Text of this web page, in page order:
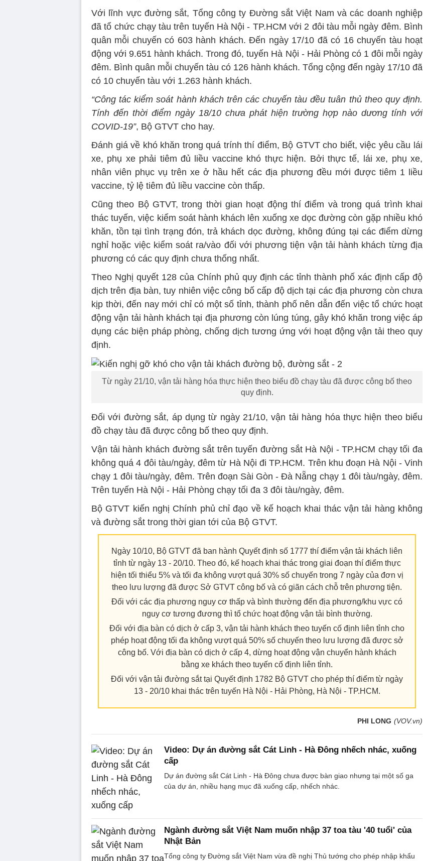
Với lĩnh vực đường sắt, Tổng công ty Đường sắt Việt Nam và các doanh nghiệp
đã tổ chức chạy tàu trên tuyến Hà Nội - TP.HCM với 2 đôi tàu mỗi ngày đêm. Bình
quân mỗi chuyến có 603 hành khách. Đến ngày 17/10 đã có 16 chuyến tàu hoạt
động với 9.651 hành khách. Trong đó, tuyến Hà Nội - Hải Phòng có 1 đôi mỗi ngày
đêm. Bình quân mỗi chuyến tàu có 126 hành khách. Tổng cộng đến ngày 17/10 đã
có 10 chuyến tàu với 1.263 hành khách.
“Công tác kiểm soát hành khách trên các chuyến tàu đều tuân thủ theo quy định.
Tính đến thời điểm ngày 18/10 chưa phát hiện trường hợp nào dương tính với
COVID-19”, Bộ GTVT cho hay.
Đánh giá về khó khăn trong quá trính thí điểm, Bộ GTVT cho biết, việc yêu cầu lái
xe, phụ xe phải tiêm đủ liều vaccine khó thực hiện. Bởi thực tế, lái xe, phụ xe,
nhân viên phục vụ trên xe ở hầu hết các địa phương đều mới được tiêm 1 liều
vaccine, tỷ lệ tiêm đủ liều vaccine còn thấp.
Cũng theo Bộ GTVT, trong thời gian hoạt động thí điểm và trong quá trình khai
thác tuyến, việc kiểm soát hành khách lên xuống xe dọc đường còn gặp nhiều khó
khăn, tồn tại tình trạng đón, trả khách dọc đường, không đúng tại các điểm dừng
nghỉ hoặc việc kiểm soát ra/vào đối với phương tiện vận tải hành khách từng địa
phương có các quy định chưa thống nhất.
Theo Nghị quyết 128 của Chính phủ quy định các tỉnh thành phố xác định cấp độ
dịch trên địa bàn, tuy nhiên việc công bố cấp độ dịch tại các địa phương còn chưa
kịp thời, đến nay mới chỉ có một số tỉnh, thành phố nên dẫn đến việc tổ chức hoạt
động vận tải hành khách tại địa phương còn lúng túng, gây khó khăn trong việc áp
dụng các biện pháp phòng, chống dịch tương ứng với hoạt động vận tải theo quy
định.
Từ ngày 21/10, vận tải hàng hóa thực hiện theo biểu đồ chạy tàu đã được công bố theo
quy định.
Đối với đường sắt, áp dụng từ ngày 21/10, vận tải hàng hóa thực hiện theo biểu
đồ chạy tàu đã được công bố theo quy định.
Vận tải hành khách đường sắt trên tuyến đường sắt Hà Nội - TP.HCM chạy tối đa
không quá 4 đôi tàu/ngày, đêm từ Hà Nội đi TP.HCM. Trên khu đoạn Hà Nội - Vinh
chạy 1 đôi tàu/ngày, đêm. Trên đoạn Sài Gòn - Đà Nẵng chạy 1 đôi tàu/ngày, đêm.
Trên tuyến Hà Nội - Hải Phòng chạy tối đa 3 đôi tàu/ngày, đêm.
Bộ GTVT kiến nghị Chính phủ chỉ đạo về kế hoạch khai thác vận tải hàng không
và đường sắt trong thời gian tới của Bộ GTVT.
Ngày 10/10, Bộ GTVT đã ban hành Quyết định số 1777 thí điểm vận tải khách liên
tỉnh từ ngày 13 - 20/10. Theo đó, kế hoạch khai thác trong giai đoạn thí điểm thực
hiện tối thiểu 5% và tối đa không vượt quá 30% số chuyến trong 7 ngày của đơn vị
theo lưu lượng đã được Sở GTVT công bố và có giãn cách chỗ trên phương tiện.
Đối với các địa phương nguy cơ thấp và bình thường đến địa phương/khu vực có
nguy cơ tương đương thì tổ chức hoạt động vận tải bình thường.
Đối với địa bàn có dịch ở cấp 3, vận tải hành khách theo tuyến cố định liên tỉnh cho
phép hoạt động tối đa không vượt quá 50% số chuyến theo lưu lượng đã được sở
công bố. Với địa bàn có dịch ở cấp 4, dừng hoạt động vận chuyển hành khách
bằng xe khách theo tuyến cố định liên tỉnh.
Đối với vận tải đường sắt tại Quyết định 1782 Bộ GTVT cho phép thí điểm từ ngày
13 - 20/10 khai thác trên tuyến Hà Nội - Hải Phòng, Hà Nội - TP.HCM.
PHI LONG (VOV.vn)
Video: Dự án đường sắt Cát Linh - Hà Đông nhếch nhác, xuống
cấp
Dự án đường sắt Cát Linh - Hà Đông chưa được bàn giao nhưng tại một số ga
của dự án, nhiều hạng mục đã xuống cấp, nhếch nhác.
Ngành đường sắt Việt Nam muốn nhập 37 toa tàu '40 tuổi' của
Nhật Bản
Tổng công ty Đường sắt Việt Nam vừa đề nghị Thủ tướng cho phép nhập khẩu